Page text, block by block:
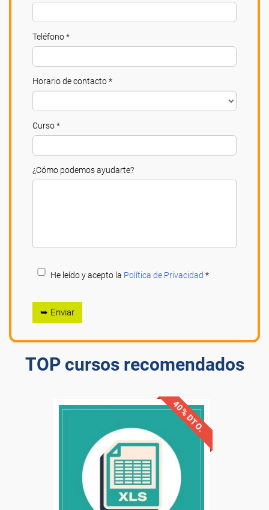
Teléfono *
Horario de contacto *
Curso *
¿Cómo podemos ayudarte?
He leído y acepto la Política de Privacidad *
➥ Enviar
TOP cursos recomendados
Descuentos especiales
Sin requisitos de acceso
Diploma
40% DTO.